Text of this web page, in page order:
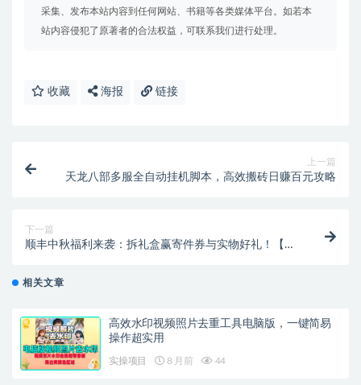
采集、发布本站内容到任何网站、书籍等各类媒体平台。如若本
站内容侵犯了原著者的合法权益，可联系我们进行处理。
收藏 海报 链接
上一篇
天龙八部多服全自动挂机脚本，高效搬砖日赚百元攻略
下一篇
顺丰中秋福利来袭：拆礼盒赢寄件券与实物好礼！【线
相关文章
高效水印视频照片去重工具电脑版，一键简易
操作超实用
实操项目 8 月前 44